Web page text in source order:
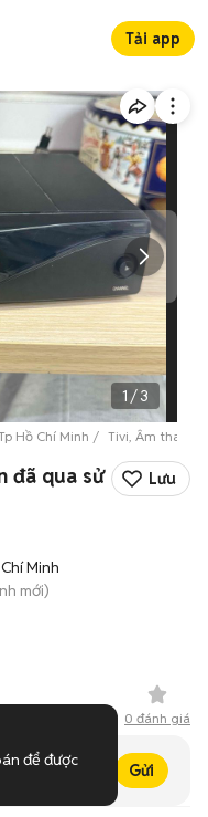
Tải app
1 /3
Hồ Chí Minh Tivi, Âm thanh
đã qua sử
Lưu
Minh
mới)
0 đánh giá
Gửi
để được